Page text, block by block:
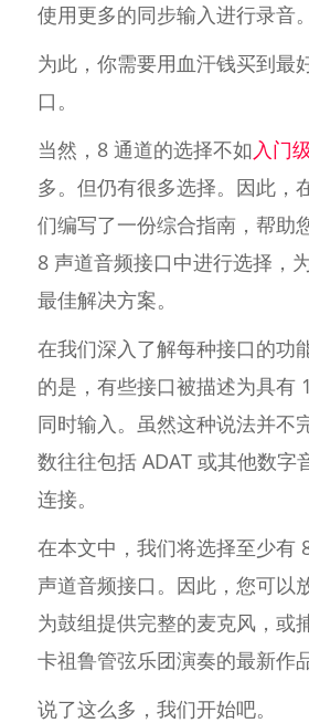
使用更多的同步输入进行录音。
为此，你需要用血汗钱买到最
口。
当然，8 通道的选择不如入门
多。但仍有很多选择。因此，
们编写了一份综合指南，帮助
8 声道音频接口中进行选择，
最佳解决方案。
在我们深入了解每种接口的功
的是，有些接口被描述为具有
同时输入。虽然这种说法并不
数往往包括 ADAT 或其他数字
连接。
在本文中，我们将选择至少有
声道音频接口。因此，您可以
为鼓组提供完整的麦克风，或
卡祖鲁管弦乐团演奏的最新作品
说了这么多，我们开始吧。